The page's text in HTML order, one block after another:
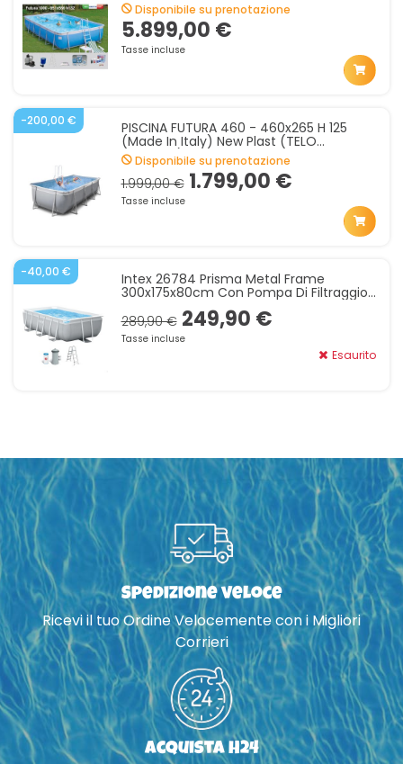
Disponibile su prenotazione
5.899,00 €
Tasse incluse
-200,00 € PISCINA FUTURA 460 - 460x265 H 125
(made In Italy) New Plast (TELO
AZZURRO)
Disponibile su prenotazione
1.999,00 € 1.799,00 €
Tasse incluse
-40,00 € Intex 26784 Prisma Metal Frame
300x175x80cm Con Pompa Di Filtraggio
289,90 € 249,90 €
Tasse incluse
Esaurito
Spedizione veloce
Ricevi il tuo Ordine Velocemente con i Migliori
Corrieri
Acquista H24